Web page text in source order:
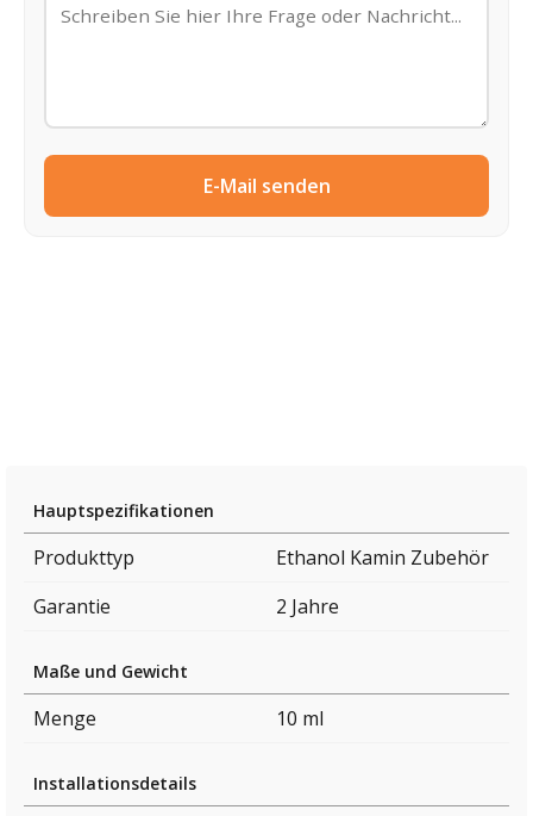
E-Mail senden
Hauptspezifikationen
Produkttyp
Ethanol Kamin Zubehör
Garantie
2 Jahre
Maße und Gewicht
Menge 10 ml
Installationsdetails